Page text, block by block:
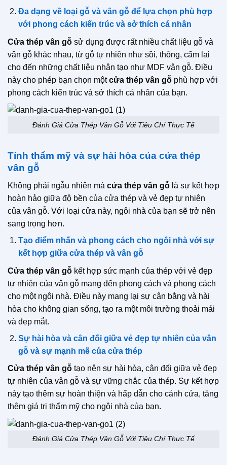
Đa dạng về loại gỗ và vân gỗ để lựa chọn phù hợp
với phong cách kiến trúc và sở thích cá nhân
Cửa thép vân gỗ sử dụng được rất nhiều chất liệu gỗ và
vân gỗ khác nhau, từ gỗ tự nhiên như sồi, thông, cẩm lai
cho đến những chất liệu nhân tạo như MDF vân gỗ. Điều
này cho phép bạn chọn mộtcửa thép vân gỗ phù hợp với
phong cách kiến ​​trúc và sở thích cá nhân của bạn.
Đánh Giá Cửa Thép Vân Gỗ Với Tiêu Chí Thực Tế
Tính thẩm mỹ và sự hài hòa của cửa thép
vân gỗ
Không phải ngẫu nhiên mà cửa thép vân gỗ là sự kết hợp
hoàn hảo giữa độ bền của cửa thép và vẻ đẹp tự nhiên
của vân gỗ. Với loại cửa này, ngôi nhà của bạn sẽ trở nên
sang trọng hơn.
Tạo điểm nhấn và phong cách cho ngôi nhà với sự
kết hợp giữa cửa thép và vân gỗ
Cửa thép vân gỗ kết hợp sức mạnh của thép với vẻ đẹp
tự nhiên của vân gỗ mang đến phong cách và phong cách
cho một ngôi nhà. Điều này mang lại sự cân bằng và hài
hòa cho không gian sống, tạo ra một môi trường thoải mái
và đẹp mắt.
Sự hài hòa và cân đối giữa vẻ đẹp tự nhiên của vân
gỗ và sự mạnh mẽ của cửa thép
Cửa thép vân gỗ tạo nên sự hài hòa, cân đối giữa vẻ đẹp
tự nhiên của vân gỗ và sự vững chắc của thép. Sự kết hợp
này tạo thêm sự hoàn thiện và hấp dẫn cho cánh cửa, tăng
thêm giá trị thẩm mỹ cho ngôi nhà của bạn.
Đánh Giá Cửa Thép Vân Gỗ Với Tiêu Chí Thực Tế